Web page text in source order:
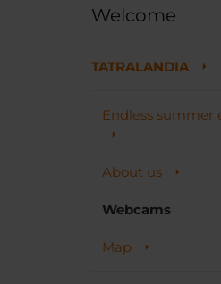
Welcome
TATRALANDIA
Endless summer
About us
Webcams
Map
aquapark na Slovensku.